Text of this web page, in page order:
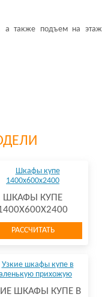
а также подъем на этаж
ШКАФЫ КУПЕ
РАССЧИТАТЬ
ШКАФЫ КУПЕ В